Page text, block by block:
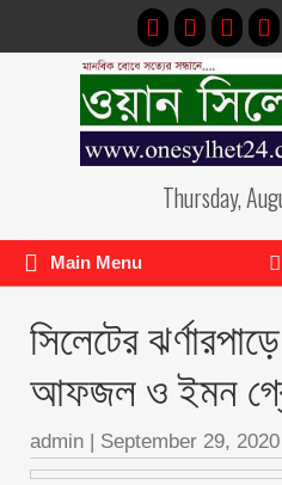
Thursday,
Main Menu
সিলেটের
আফজল ও ইমন
admin | September 29, 2020